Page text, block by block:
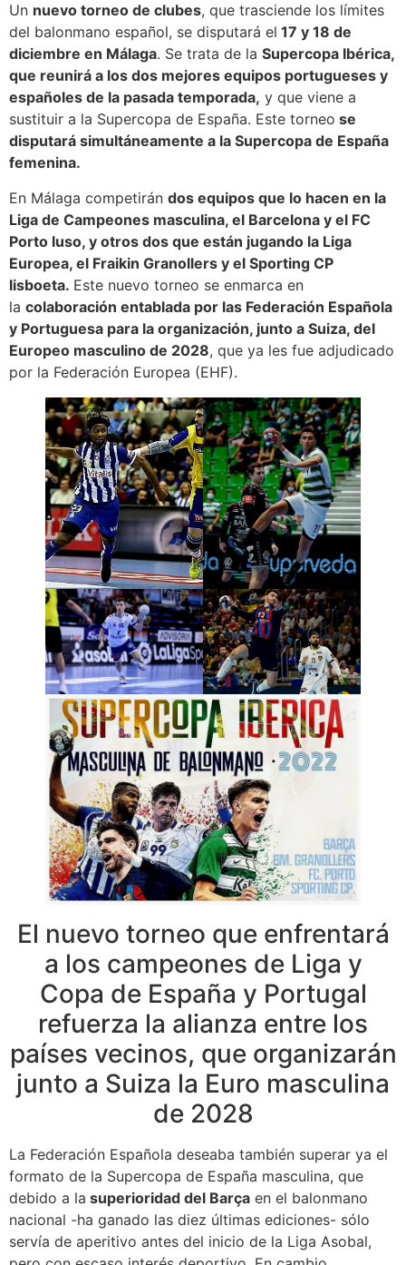
Un nuevo torneo de clubes, que trasciende los límites
del balonmano español, se disputará el 17 y 18 de
diciembre en Málaga. Se trata de la Supercopa Ibérica,
que reunirá a los dos mejores equipos portugueses y
españoles de la pasada temporada, y que viene a
sustituir a la Supercopa de España. Este torneo se
disputará simultáneamente a la Supercopa de España
femenina.
En Málaga competirán dos equipos que lo hacen en la
Liga de Campeones masculina, el Barcelona y el FC
Porto luso, y otros dos que están jugando la Liga
Europea, el Fraikin Granollers y el Sporting CP
lisboeta. Este nuevo torneo se enmarca en
la colaboración entablada por las Federación Española
y Portuguesa para la organización, junto a Suiza, del
Europeo masculino de 2028, que ya les fue adjudicado
por la Federación Europea (EHF).
El nuevo torneo que enfrentará
a los campeones de Liga y
Copa de España y Portugal
refuerza la alianza entre los
países vecinos, que organizarán
junto a Suiza la Euro masculina
de 2028
La Federación Española deseaba también superar ya el
formato de la Supercopa de España masculina, que
debido a la superioridad del Barça en el balonmano
nacional -ha ganado las diez últimas ediciones- sólo
servía de aperitivo antes del inicio de la Liga Asobal,